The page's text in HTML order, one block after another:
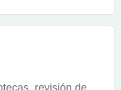
revisión de